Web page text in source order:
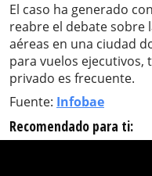
El caso ha generado
reabre el debate sobre
aéreas en una ciudad
para vuelos
privado es frecuente.
Fuente: Infobae
Recomendado para ti: